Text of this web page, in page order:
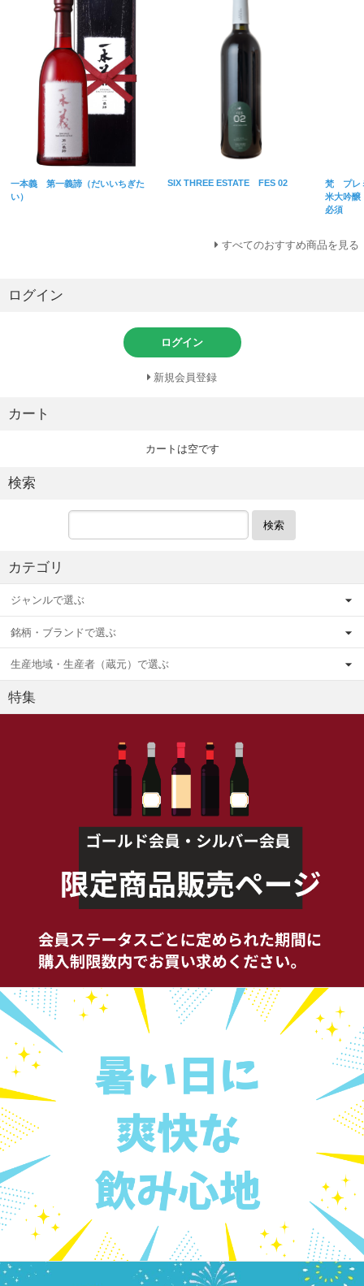
一本義 第一義諦（だいいちぎた
い）
SIX THREE ESTATE FES 02
梵 プレ
米大吟
必須
すべてのおすすめ商品を見る
ログイン
ログイン
新規会員登録
カート
カートは空です
検索
検索
カテゴリ
ジャンルで選ぶ
銘柄・ブランドで選ぶ
生産地域・生産者（蔵元）で選ぶ
特集